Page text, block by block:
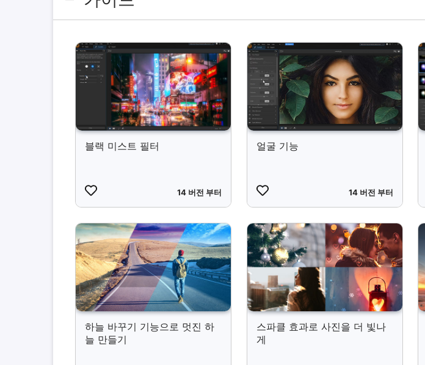
블랙 미스트 필터
14 버전 부터
얼굴 기능
14 버전 부터
하늘 바꾸기 기능으로 멋진 하
늘 만들기
스파클 효과로 사진을 더 빛나
게